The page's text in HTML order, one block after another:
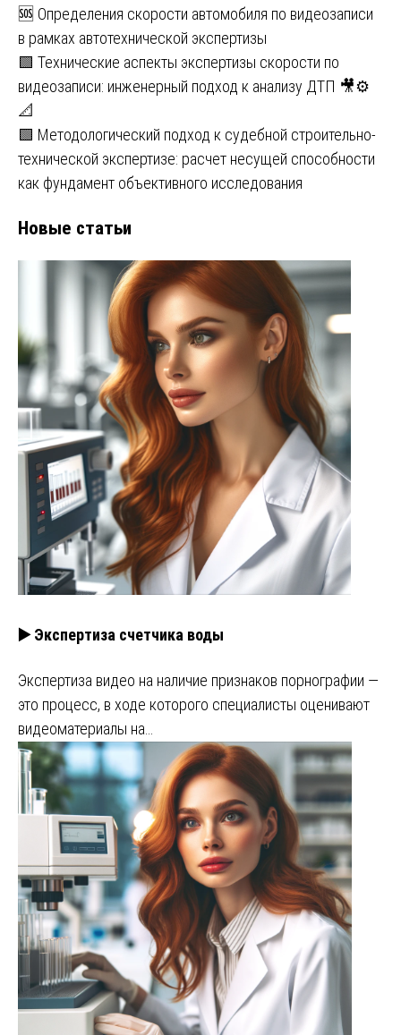
🆘 Определения скорости автомобиля по видеозаписи
в рамках автотехнической экспертизы
🟩 Технические аспекты экспертизы скорости по
видеозаписи: инженерный подход к анализу ДТП 🎥⚙️
📐
🟩 Методологический подход к судебной строительно-
технической экспертизе: расчет несущей способности
как фундамент объективного исследования
Новые статьи
▶️ Экспертиза счетчика воды
Экспертиза видео на наличие признаков порнографии —
это процесс, в ходе которого специалисты оценивают
видеоматериалы на…